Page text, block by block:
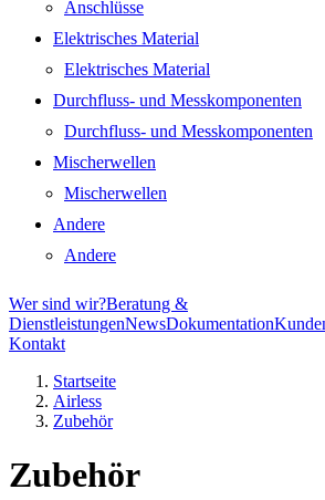
Anschlüsse
Elektrisches Material
Elektrisches Material
Durchfluss- und Messkomponenten
Durchfluss- und Messkomponenten
Mischerwellen
Mischerwellen
Andere
Andere
Wer sind wir?Beratung &
DienstleistungenNewsDokumentation
Kontakt
Startseite
Airless
Zubehör
Zubehör